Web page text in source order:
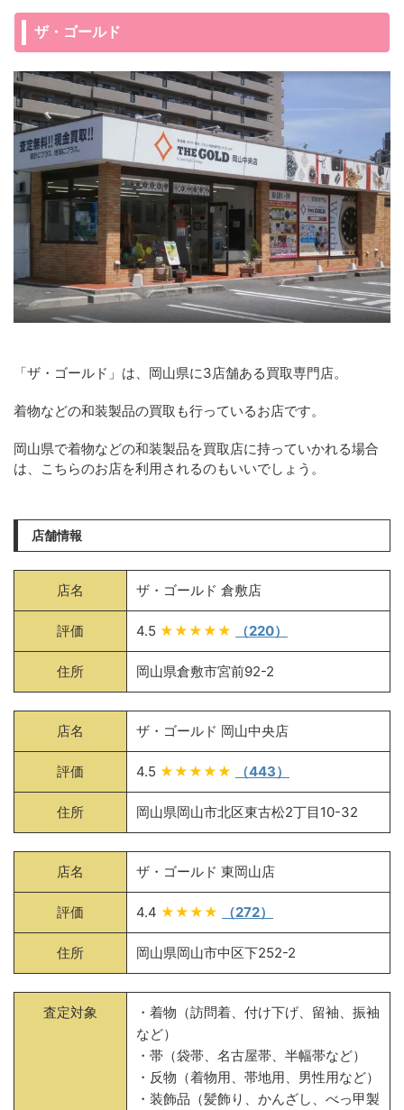
ザ・ゴールド
「ザ・ゴールド」は、岡山県に3店舗ある買取専門店。
着物などの和装製品の買取も行っているお店です。
岡山県で着物などの和装製品を買取店に持っていかれる場合
は、こちらのお店を利用されるのもいいでしょう。
店舗情報
店名 ザ・ゴールド 倉敷店
評価 4.5 ★★★★★ （220）
住所 岡山県倉敷市宮前92-2
店名 ザ・ゴールド 岡山中央店
評価 4.5 ★★★★★ （443）
住所 岡山県岡山市北区東古松2丁目10-32
店名 ザ・ゴールド 東岡山店
評価 4.4 ★★★★ （272）
住所 岡山県岡山市中区下252-2
査定対象
・着物（訪問着、付け下げ、留袖、振袖
など）
・帯（袋帯、名古屋帯、半幅帯など）
・反物（着物用、帯地用、男性用など）
・装飾品（髪飾り、かんざし、べっ甲製